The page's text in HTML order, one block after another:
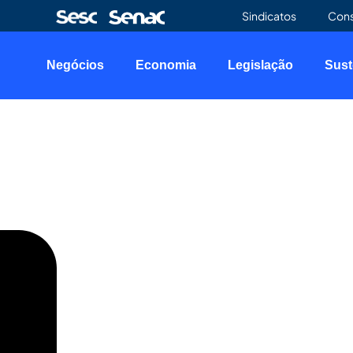
Sindicatos
Negócios Economia Legislação